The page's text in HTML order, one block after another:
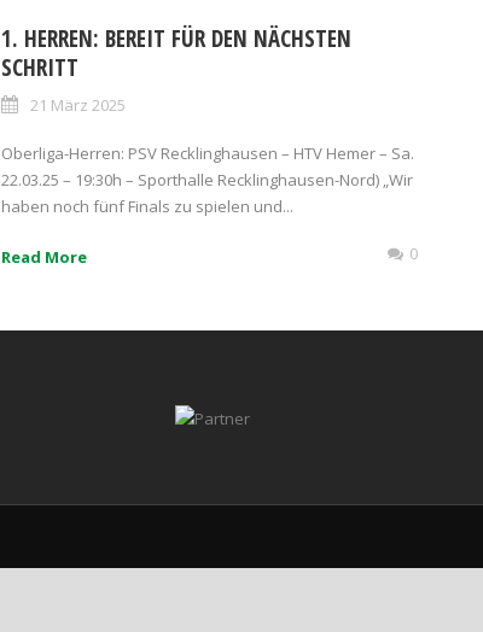
1. HERREN: BEREIT FÜR DEN NÄCHSTEN
SCHRITT
21 März 2025
Oberliga-Herren: PSV Recklinghausen – HTV Hemer – Sa.
22.03.25 – 19:30h – Sporthalle Recklinghausen-Nord) „Wir
haben noch fünf Finals zu spielen und...
Read More 0